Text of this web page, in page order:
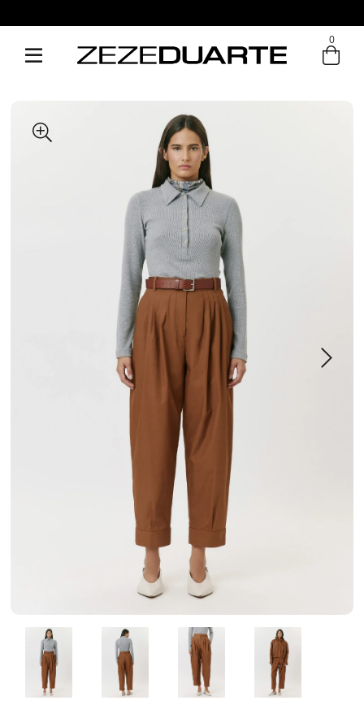
Entre com email ou cpf/cnpj
Pague em até 6x sem juros
0